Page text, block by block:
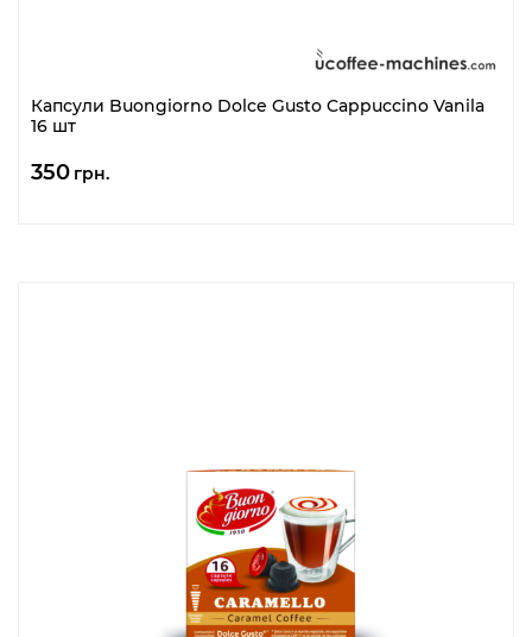
Капсули Buongiorno Dolce Gusto Cappuccino Vanila
16 шт
350 грн.